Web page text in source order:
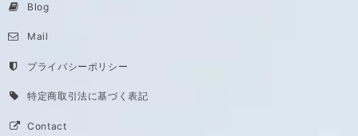
Blog
Mail
プライバシーポリシー
特定商取引法に基づく表記
Contact